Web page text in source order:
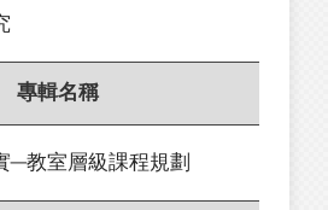
專輯名稱
─教室層級課程規劃